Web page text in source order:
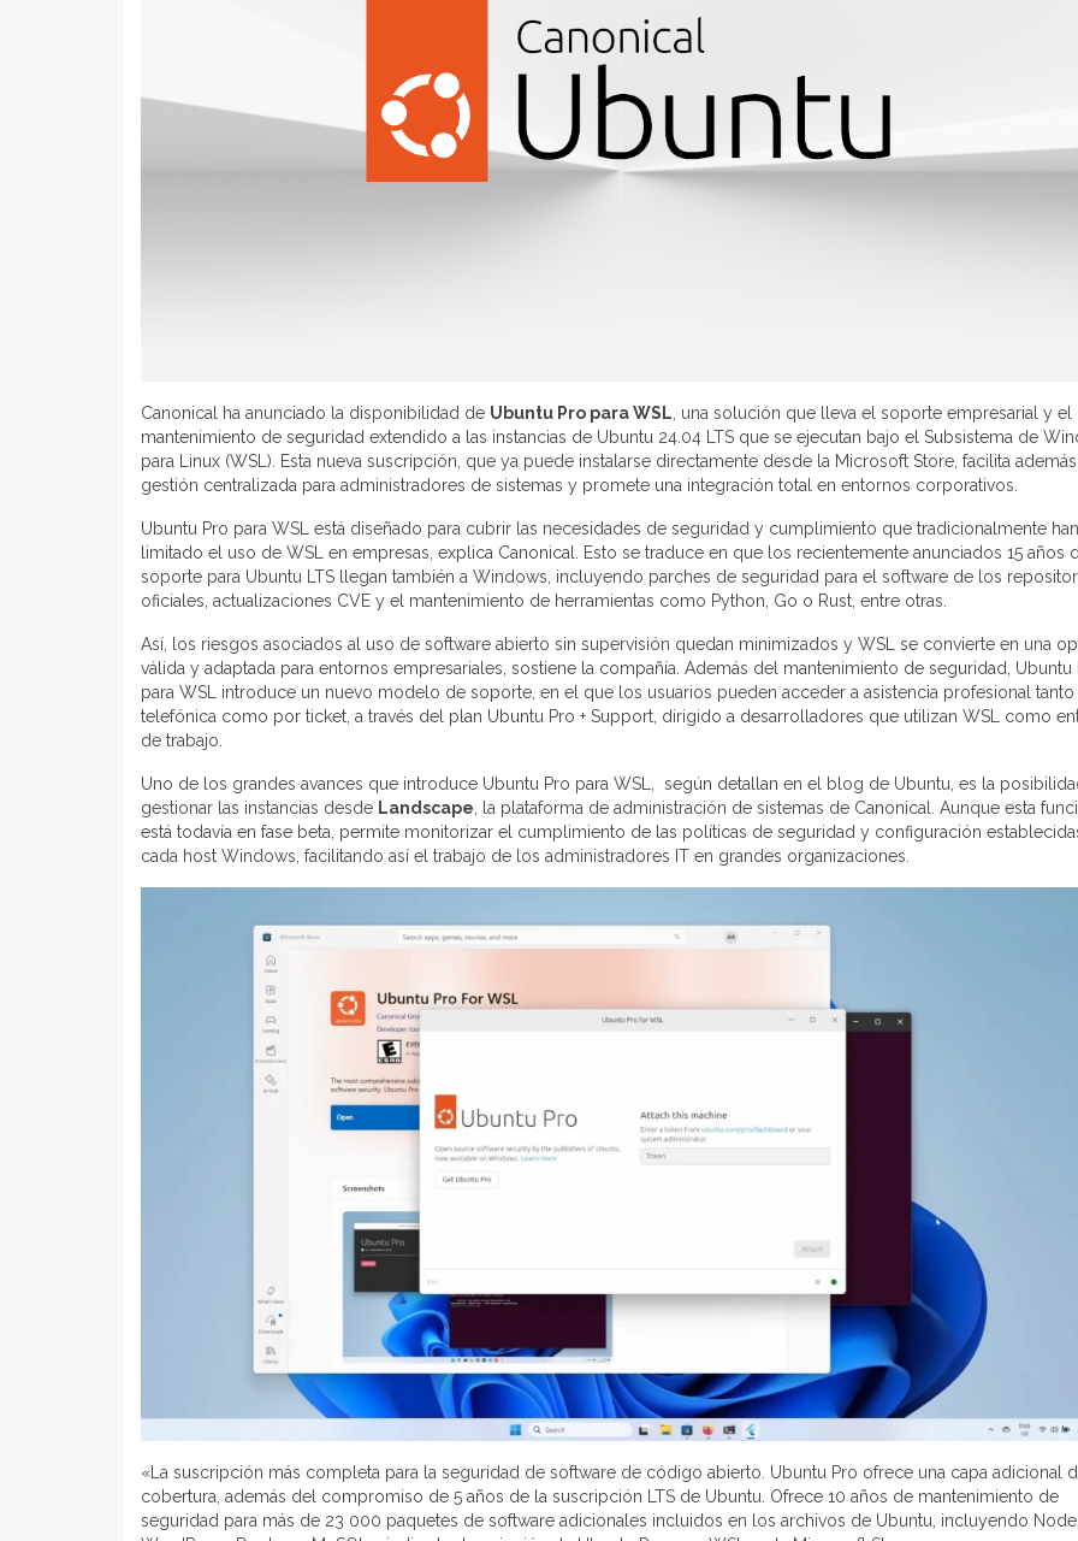
Canonical ha anunciado la disponibilidad de Ubuntu Pro para WSL , una solución que lleva el soporte empresarial y el
mantenimiento de seguridad extendido a las instancias de Ubuntu 24.04 LTS que se ejecutan bajo el Subsistema de
para Linux (WSL). Esta nueva suscripción, que ya puede instalarse directamente desde la Microsoft Store, facilita
gestión centralizada para administradores de sistemas y promete una integración total en entornos corporativos.
Ubuntu Pro para WSL está diseñado para cubrir las necesidades de seguridad y cumplimiento que tradicionalmente han
limitado el uso de WSL en empresas, explica Canonical. Esto se traduce en que los recientemente anunciados 15 años
soporte para Ubuntu LTS llegan también a Windows, incluyendo parches de seguridad para el software de los
oficiales, actualizaciones CVE y el mantenimiento de herramientas como Python, Go o Rust, entre otras.
Así, los riesgos asociados al uso de software abierto sin supervisión quedan minimizados y WSL se convierte en una
válida y adaptada para entornos empresariales, sostiene la compañía. Además del mantenimiento de seguridad, Ubuntu
para WSL introduce un nuevo modelo de soporte, en el que los usuarios pueden acceder a asistencia profesional tanto
telefónica como por ticket, a través del plan Ubuntu Pro + Support, dirigido a desarrolladores que utilizan WSL como
de trabajo.
Uno de los grandes avances que introduce Ubuntu Pro para WSL, según detallan en el blog de Ubuntu, es la
gestionar las instancias desde Landscape , la plataforma de administración de sistemas de Canonical. Aunque esta
está todavía en fase beta, permite monitorizar el cumplimiento de las políticas de seguridad y configuración
cada host Windows, facilitando así el trabajo de los administradores IT en grandes organizaciones.
«La suscripción más completa para la seguridad de software de código abierto. Ubuntu Pro ofrece una capa adicional
cobertura, además del compromiso de 5 años de la suscripción LTS de Ubuntu. Ofrece 10 años de mantenimiento de
seguridad para más de 23 000 paquetes de software adicionales incluidos en los archivos de Ubuntu, incluyendo